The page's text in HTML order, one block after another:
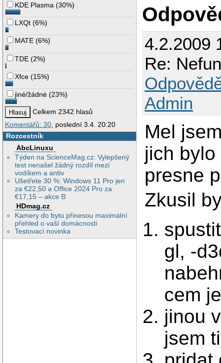
KDE Plasma (30%)
LXQt (6%)
MATE (6%)
TDE (2%)
Xfce (15%)
jiné/žádné (23%)
Celkem 2342 hlasů
Komentářů: 30 , poslední 3.4. 20:20
Rozcestník
AbcLinuxu
Týden na ScienceMag.cz: Vylepšený
test nenašel žádný rozdíl mezi
vodíkem a antiv
Ušetřete 30 %: Windows 11 Pro jen
za €22,50 a Office 2024 Pro za
€17,15 – akce B
HDmag.cz
Kamery do bytu přinesou maximální
přehled o vaší domácnosti
Testovací novinka
4.2.2009
Re:
Admin
Mel
jich
presne
Zkusil
gl, -
cem
jinou
jsem